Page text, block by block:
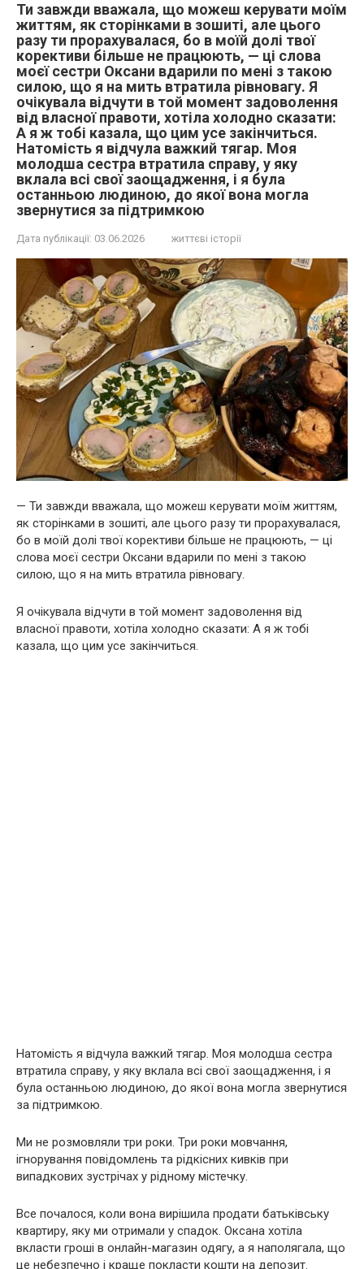
Ти завжди вважала, що можеш керувати моїм
життям, як сторінками в зошиті, але цього
разу ти прорахувалася, бо в моїй долі твої
корективи більше не працюють, — ці слова
моєї сестри Оксани вдарили по мені з такою
силою, що я на мить втратила рівновагу. Я
очікувала відчути в той момент задоволення
від власної правоти, хотіла холодно сказати:
А я ж тобі казала, що цим усе закінчиться.
Натомість я відчула важкий тягар. Моя
молодша сестра втратила справу, у яку
вклала всі свої заощадження, і я була
останньою людиною, до якої вона могла
звернутися за підтримкою
Дата публікації: 03.06.2026 життєві історії
— Ти завжди вважала, що можеш керувати моїм життям,
як сторінками в зошиті, але цього разу ти прорахувалася,
бо в моїй долі твої корективи більше не працюють, — ці
слова моєї сестри Оксани вдарили по мені з такою
силою, що я на мить втратила рівновагу.
Я очікувала відчути в той момент задоволення від
власної правоти, хотіла холодно сказати: А я ж тобі
казала, що цим усе закінчиться.
Натомість я відчула важкий тягар. Моя молодша сестра
втратила справу, у яку вклала всі свої заощадження, і я
була останньою людиною, до якої вона могла звернутися
за підтримкою.
Ми не розмовляли три роки. Три роки мовчання,
ігнорування повідомлень та рідкісних кивків при
випадкових зустрічах у рідному містечку.
Все почалося, коли вона вирішила продати батьківську
квартиру, яку ми отримали у спадок. Оксана хотіла
вкласти гроші в онлайн-магазин одягу, а я наполягала, що
це небезпечно і краще покласти кошти на депозит.